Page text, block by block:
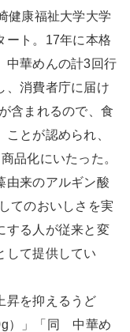
健康福祉大学大学
ート。17年に本格
中華めんの計3回行
、消費者庁に届け
含まれるので、食
とが認められ、
品化にいたった。
由来のアルギン酸
てのおいしさを実
する人が従来と変
して提供してい
を抑えるうど
）」「同 中華め